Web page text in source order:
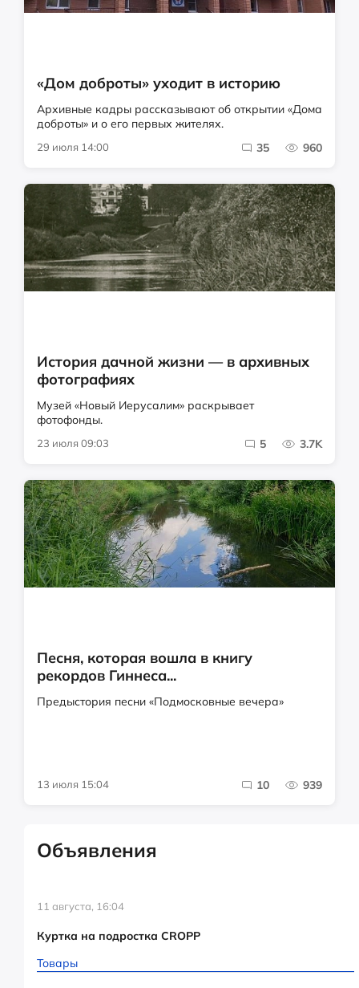
«Дом доброты» уходит в историю
Архивные кадры рассказывают об открытии «Дома
доброты» и о его первых жителях.
29 июля 14:00 35 960
История дачной жизни — в архивных
фотографиях
Музей «Новый Иерусалим» раскрывает
фотофонды.
23 июля 09:03 5 3.7K
Песня, которая вошла в книгу
рекордов Гиннеса...
Предыстория песни «Подмосковные вечера»
13 июля 15:04 10 939
Объявления
11 августа, 16:04
Куртка на подростка CROPP
Товары